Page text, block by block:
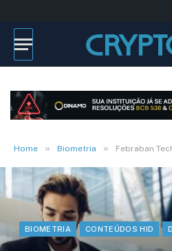
Home » Biometria » Febraban Tech 2024 – HID
BIOMETRIA CONTEÚDOS HID